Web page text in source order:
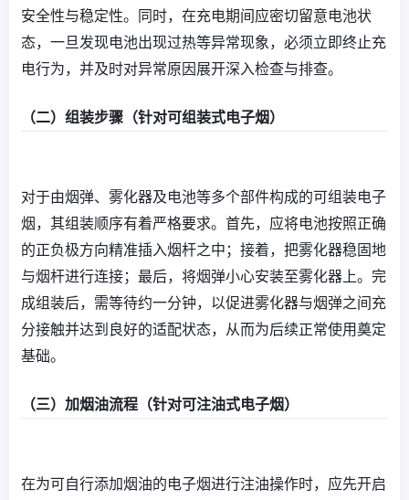
安全性与稳定性。同时，在充电期间应密切留意电池状
态，一旦发现电池出现过热等异常现象，必须立即终止充
电行为，并及时对异常原因展开深入检查与排查。
（二）组装步骤（针对可组装式电子烟）
对于由烟弹、雾化器及电池等多个部件构成的可组装电子
烟，其组装顺序有着严格要求。首先，应将电池按照正确
的正负极方向精准插入烟杆之中；接着，把雾化器稳固地
与烟杆进行连接；最后，将烟弹小心安装至雾化器上。完
成组装后，需等待约一分钟，以促进雾化器与烟弹之间充
分接触并达到良好的适配状态，从而为后续正常使用奠定
基础。
（三）加烟油流程（针对可注油式电子烟）
在为可自行添加烟油的电子烟进行注油操作时，应先开启